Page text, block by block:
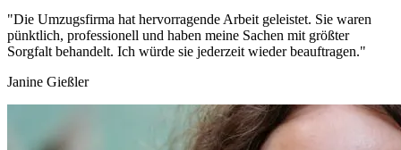
"Die Umzugsfirma hat hervorragende Arbeit geleistet. Sie waren
pünktlich, professionell und haben meine Sachen mit größter
Sorgfalt behandelt. Ich würde sie jederzeit wieder beauftragen."
Janine Gießler